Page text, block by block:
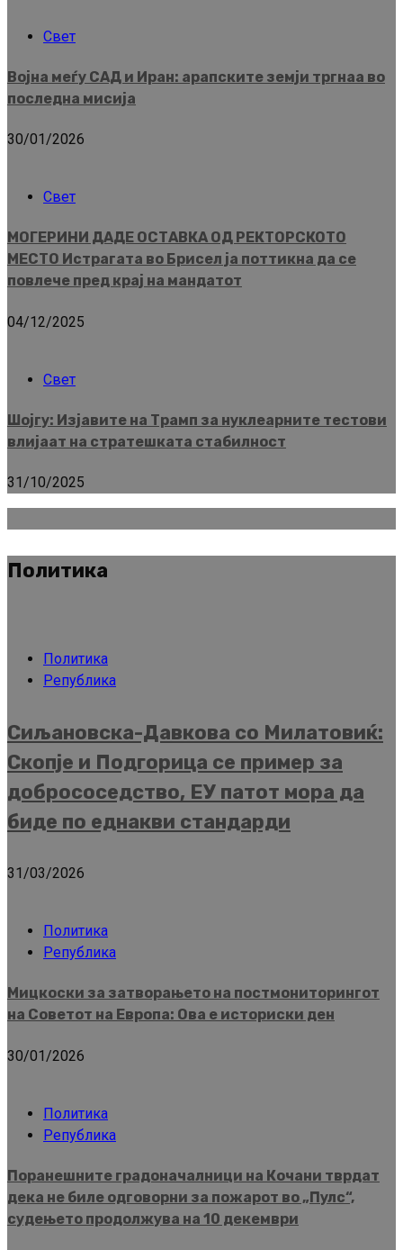
Свет
Војна меѓу САД и Иран: арапските земји тргнаа во
последна мисија
30/01/2026
Свет
МОГЕРИНИ ДАДЕ ОСТАВКА ОД РЕКТОРСКОТО
МЕСТО Истрагата во Брисел ја поттикна да се
повлече пред крај на мандатот
04/12/2025
Свет
Шојгу: Изјавите на Трамп за нуклеарните тестови
влијаат на стратешката стабилност
31/10/2025
Политика
Политика
Република
Сиљановска-Давкова со Милатовиќ:
Скопје и Подгорица се пример за
добрососедство, ЕУ патот мора да
биде по еднакви стандарди
31/03/2026
Политика
Република
Мицкоски за затворањето на постмониторингот
на Советот на Европа: Ова е историски ден
30/01/2026
Политика
Република
Поранешните градоначалници на Кочани тврдат
дека не биле одговорни за пожарот во „Пулс“,
судењето продолжува на 10 декември